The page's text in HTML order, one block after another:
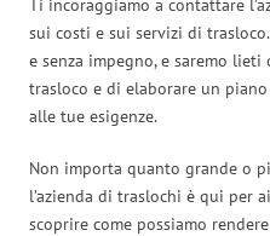
Ti incoraggiamo a contattare
sui costi e sui servizi di
e senza impegno, e saremo
trasloco e di elaborare un
alle tue esigenze.
Non importa quanto grande o
l’azienda di traslochi è qui per
scoprire come possiamo